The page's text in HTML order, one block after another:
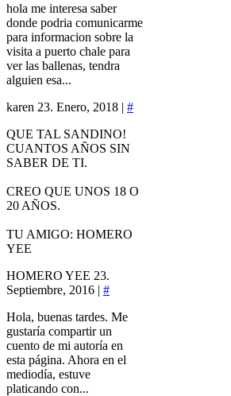
hola me interesa saber
donde podria comunicarme
para informacion sobre la
visita a puerto chale para
ver las ballenas, tendra
alguien esa...
karen 23. Enero, 2018 | #
QUE TAL SANDINO!
CUANTOS AÑOS SIN
SABER DE TI.
CREO QUE UNOS 18 O
20 AÑOS.
TU AMIGO: HOMERO
YEE
HOMERO YEE 23.
Septiembre, 2016 | #
Hola, buenas tardes. Me
gustaría compartir un
cuento de mi autoría en
esta página. Ahora en el
mediodía, estuve
platicando con...